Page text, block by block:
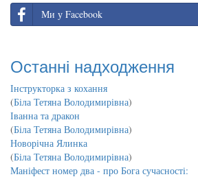
Ми у Facebook
Останні надходження
Інструкторка з кохання
(Біла Тетяна Володимирівна)
Іванна та дракон
(Біла Тетяна Володимирівна)
Новорічна Ялинка
(Біла Тетяна Володимирівна)
Маніфест номер два - про Бога сучасності: